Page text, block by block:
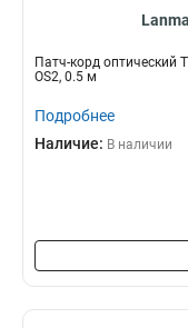
Патч-корд оптический
OS2, 0.5 м
Подробнее
Наличие: В наличии